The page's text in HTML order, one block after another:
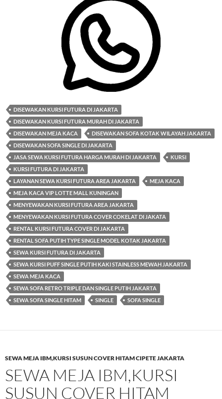
DISEWAKAN KURSI FUTURA DI JAKARTA
DISEWAKAN KURSI FUTURA MURAH DI JAKARTA
DISEWAKAN MEJA KACA
DISEWAKAN SOFA KOTAK WILAYAH JAKARTA
DISEWAKAN SOFA SINGLE DI JAKARTA
JASA SEWA KURSI FUTURA HARGA MURAH DI JAKARTA
KURSI
KURSI FUTURA DI JAKARTA
LAYANAN SEWA KURSI FUTURA AREA JAKARTA
MEJA KACA
MEJA KACA VIP LOTTE MALL KUNINGAN
MENYEWAKAN KURSI FUTURA AREA JAKARTA
MENYEWAKAN KURSI FUTURA COVER COKELAT DI JAKATA
RENTAL KURSI FUTURA COVER DI JAKARTA
RENTAL SOFA PUTIH TYPE SINGLE MODEL KOTAK JAKARTA
SEWA KURSI FUTURA DI JAKARTA
SEWA KURSI PUFF SINGLE PUTIH KAKI STAINLESS MEWAH JAKARTA
SEWA MEJA KACA
SEWA SOFA RETRO TRIPLE DAN SINGLE PUTIH JAKARTA
SEWA SOFA SINGLE HITAM
SINGLE SOFA SINGLE
SEWA MEJA IBM,KURSI SUSUN COVER HITAM CIPETE JAKARTA
SEWA MEJA IBM,KURSI
SUSUN COVER HITAM